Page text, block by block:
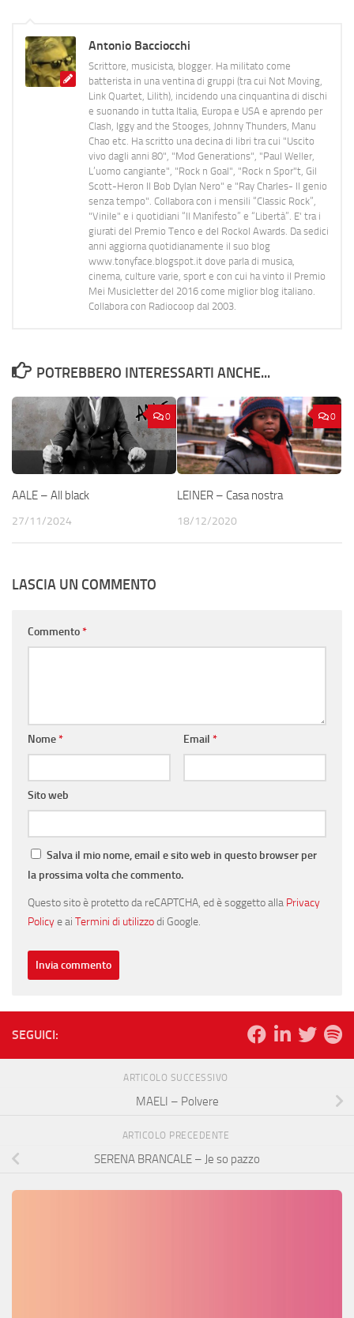
Antonio Bacciocchi
Scrittore, musicista, blogger. Ha militato come
batterista in una ventina di gruppi (tra cui Not Moving,
Link Quartet, Lilith), incidendo una cinquantina di dischi
e suonando in tutta Italia, Europa e USA e aprendo per
Clash, Iggy and the Stooges, Johnny Thunders, Manu
Chao etc. Ha scritto una decina di libri tra cui "Uscito
vivo dagli anni 80", "Mod Generations", "Paul Weller,
L’uomo cangiante", "Rock n Goal", "Rock n Spor"t, Gil
Scott-Heron Il Bob Dylan Nero" e "Ray Charles- Il genio
senza tempo". Collabora con i mensili “Classic Rock”,
"Vinile" e i quotidiani “Il Manifesto” e “Libertà”. E' tra i
giurati del Premio Tenco e del Rockol Awards. Da sedici
anni aggiorna quotidianamente il suo blog
www.tonyface.blogspot.it dove parla di musica,
cinema, culture varie, sport e con cui ha vinto il Premio
Mei Musicletter del 2016 come miglior blog italiano.
Collabora con Radiocoop dal 2003.
POTREBBERO INTERESSARTI ANCHE...
0
AALE – All black
27/11/2024
0
LEINER – Casa nostra
18/12/2020
LASCIA UN COMMENTO
Commento*
Nome* Email *
Sito web
Salva il mio nome, email e sito web in questo browser per
la prossima volta che commento.
Questo sito è protetto da reCAPTCHA, ed è soggetto alla Privacy
Policye ai Termini di utilizzodi Google.
SEGUICI:
ARTICOLO SUCCESSIVO
MAELI – Polvere
ARTICOLO PRECEDENTE
SERENA BRANCALE – Je so pazzo